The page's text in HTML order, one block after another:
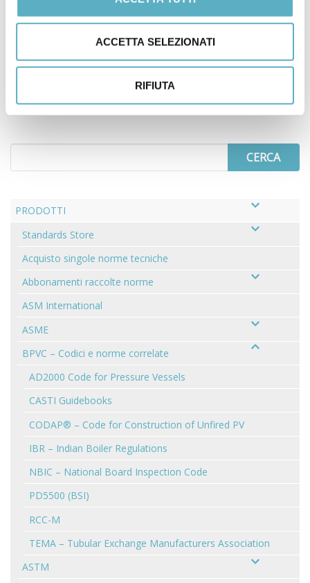
ACCETTA SELEZIONATI
RIFIUTA
condizioni contattateci allo (0535) 26108 oppure inviando una e-
mail a:
AD 2000 – Lista singoli codici
Search
PRODOTTI
Standards Store
Acquisto singole norme tecniche
Abbonamenti raccolte norme
ASM International
ASME
BPVC – Codici e norme correlate
AD2000 Code for Pressure Vessels
CASTI Guidebooks
CODAP® – Code for Construction of Unfired PV
IBR – Indian Boiler Regulations
NBIC – National Board Inspection Code
PD5500 (BSI)
RCC-M
TEMA – Tubular Exchange Manufacturers Association
ASTM